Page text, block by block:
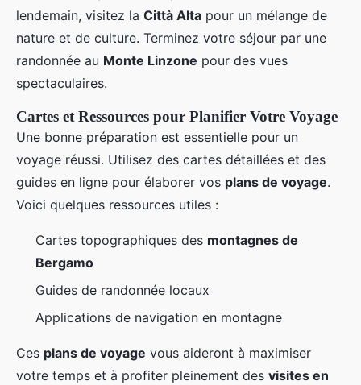
lendemain, visitez la Città Alta pour un mélange de
nature et de culture. Terminez votre séjour par une
randonnée au Monte Linzone pour des vues
spectaculaires.
Cartes et Ressources pour Planifier Votre Voyage
Une bonne préparation est essentielle pour un
voyage réussi. Utilisez des cartes détaillées et des
guides en ligne pour élaborer vos plans de voyage.
Voici quelques ressources utiles :
Cartes topographiques des montagnes de
Bergamo
Guides de randonnée locaux
Applications de navigation en montagne
Ces plans de voyage vous aideront à maximiser
votre temps et à profiter pleinement des visites en